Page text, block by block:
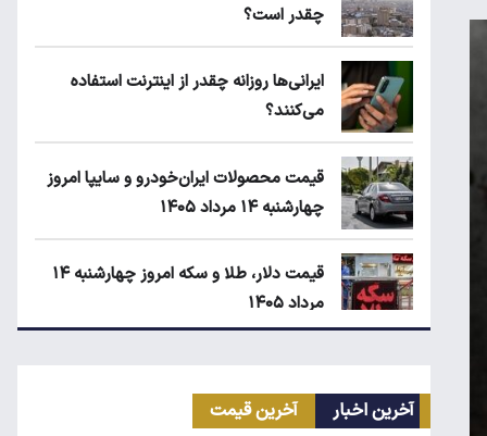
چقدر است؟
ایرانی‌ها روزانه چقدر از اینترنت استفاده
می‌کنند؟
قیمت محصولات ایران‌خودرو و سایپا امروز
چهارشنبه ۱۴ مرداد ۱۴۰۵
قیمت دلار، طلا و سکه امروز چهارشنبه ۱۴
مرداد ۱۴۰۵
تا پاییز آخرین اخبار آخرین قیمت